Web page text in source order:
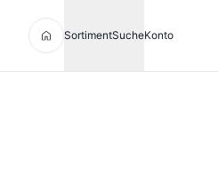
SortimentSucheKonto